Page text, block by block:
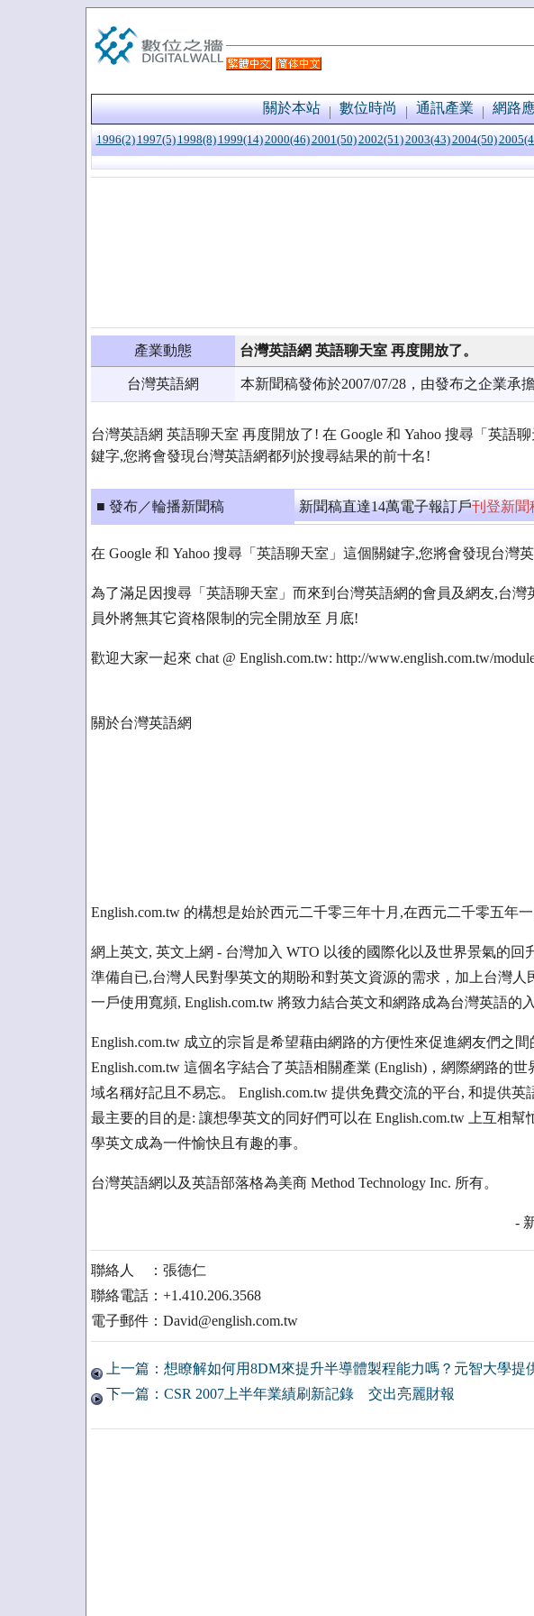
關於本站 數位時尚 通訊產業 網路
1996(2) 1997(5) 1998(8) 1999(14)2000(46)2001(50)2002(51)2003(43)2004(50)
產業動態 台灣英語網 英語聊天室 再度開放了。
台灣英語網 本新聞稿發佈於2007/07/28，由發布之企業承
台灣英語網 英語聊天室 再度開放了! 在 Google 和 Yahoo 搜尋「英語
鍵字,您將會發現台灣英語網都列於搜尋結果的前十名!
■ 發布／輪播新聞稿 新聞稿直達14萬電子報訂戶刊登新聞
在 Google 和 Yahoo 搜尋「英語聊天室」這個關鍵字,您將會發現台灣
為了滿足因搜尋「英語聊天室」而來到台灣英語網的會員及網友,台灣
員外將無其它資格限制的完全開放至 月底!
歡迎大家一起來 chat @ English.com.tw: http://www.english.com.tw/
關於台灣英語網
English.com.tw 的構想是始於西元二千零三年十月,在西元二千零五年
網上英文, 英文上網 - 台灣加入 WTO 以後的國際化以及世界景氣的回
準備自已,台灣人民對學英文的期盼和對英文資源的需求，加上台灣
一戶使用寬頻, English.com.tw 將致力結合英文和網路成為台灣英語的
English.com.tw 成立的宗旨是希望藉由網路的方便性來促進網友們之間
English.com.tw 這個名字結合了英語相關產業 (English)，網際網路的
域名稱好記且不易忘。 English.com.tw 提供免費交流的平台, 和提供
最主要的目的是: 讓想學英文的同好們可以在 English.com.tw 上互相
學英文成為一件愉快且有趣的事。
台灣英語網以及英語部落格為美商 Method Technology Inc. 所有。
-
聯絡人 ：張德仁
聯絡電話：+1.410.206.3568
電子郵件：David@english.com.tw
上一篇：想瞭解如何用8DM來提升半導體製程能力嗎？元智大學提
下一篇：CSR 2007上半年業績刷新記錄 交出亮麗財報